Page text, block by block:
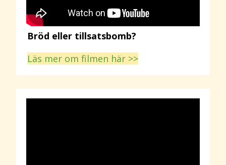
Bröd eller tillsatsbomb?
Läs mer om filmen här >>